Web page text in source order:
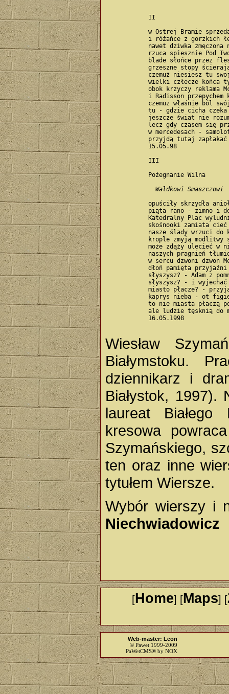
            II
w Ostrej Bramie
i różańce z gorzkich
nawet dziwka zmęczona
rzuca spiesznie Pod
blade słońce przez
grzeszne stopy
czemuż niesiesz tu
wielki człecze końca
obok krzyczy reklama
i Radisson przepychem
czemuż właśnie ból
tu - gdzie cicha czeka
jeszcze świat nie
lecz gdy czasem się
w mercedesach -
przyjdą tutaj zapłakać
            15.05.98
            III
            Pożegnanie Wilna
Waldkowi Smaszczowi
opuściły skrzydła
piąta rano - zimno i
Katedralny Plac
            skośnooki zamiata cieć
nasze ślady wrzuci do
krople zmyją modlitwy
może zdąży ulecieć w
naszych pragnień
w sercu dzwoni dzwon
dłoń pamięta przyjaźni
słyszysz? - Adam z
słyszysz? - i wyjechać
miasto płacze? -
kaprys nieba - ot
to nie miasta płaczą
ale ludzie tęsknią do
            16.05.1998
Wiesław
Białymstoku.
dziennikarz i
Białystok, 1997).
laureat
kresowa
Szymańskiego,
ten oraz inne
tytułem Wiersze.
Wybór wierszy i
Niechwiadowicz
[Home] [Maps] [
Web-master: Leon
© Pawet 1999-2009
PaWetCMS® by NOX